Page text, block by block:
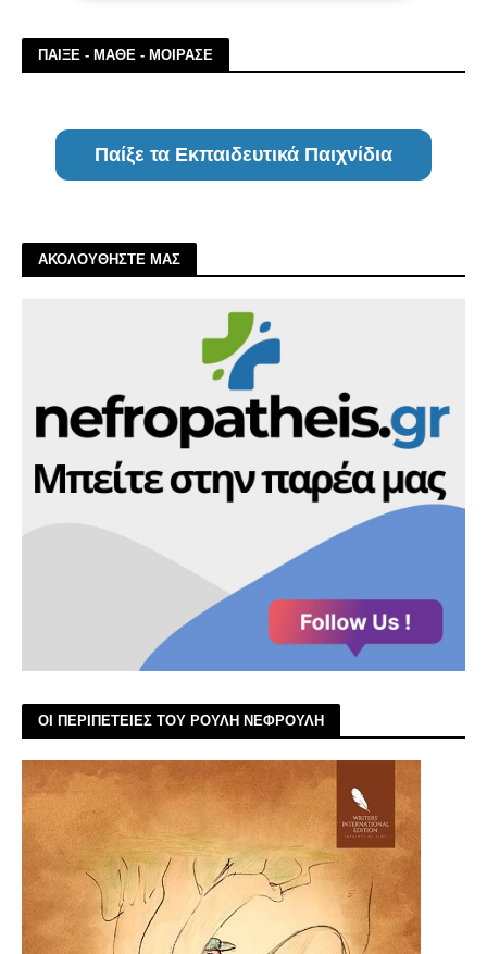
ΠΑΙΞΕ - ΜΑΘΕ - ΜΟΙΡΑΣΕ
Παίξε τα Εκπαιδευτικά Παιχνίδια
ΑΚΟΛΟΥΘΗΣΤΕ ΜΑΣ
ΟΙ ΠΕΡΙΠΕΤΕΙΕΣ ΤΟΥ ΡΟΥΛΗ ΝΕΦΡΟΥΛΗ